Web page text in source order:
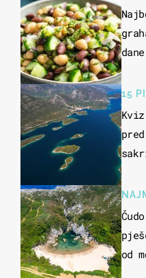
15
od